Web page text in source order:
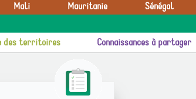
Mali Mauritanie Sénégal
des territoires Connaissances à partager